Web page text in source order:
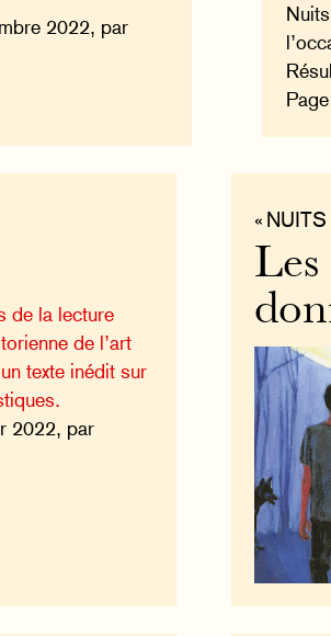
2022, par
«
de la lecture
de l’art
texte inédit sur
2022, par